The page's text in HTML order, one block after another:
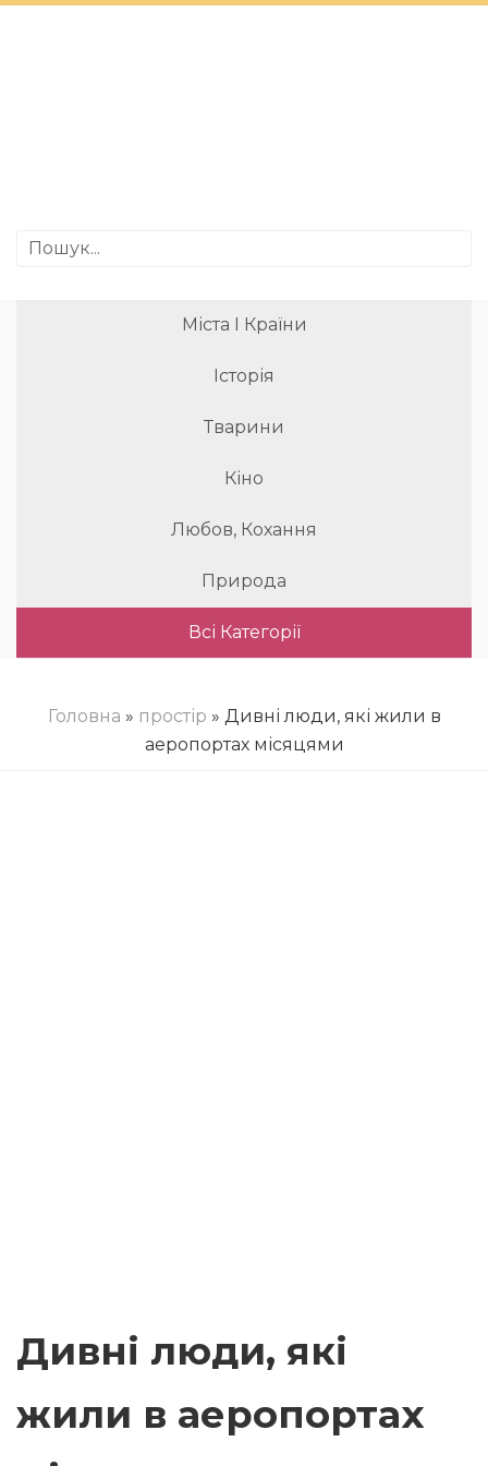
Міста І Країни
Історія
Тварини
Кіно
Любов, Кохання
Природа
Всі Категорії
Головна » простір » Дивні люди, які жили в
аеропортах місяцями
Дивні люди, які
жили в аеропортах